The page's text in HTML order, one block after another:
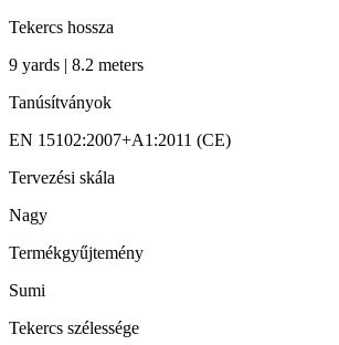
Tekercs hossza
9 yards | 8.2 meters
Tanúsítványok
EN 15102:2007+A1:2011 (CE)
Tervezési skála
Nagy
Termékgyűjtemény
Sumi
Tekercs szélessége